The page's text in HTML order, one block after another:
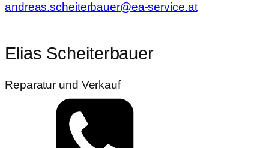
andreas.scheiterbauer@ea-service.at
Elias Scheiterbauer
Reparatur und Verkauf